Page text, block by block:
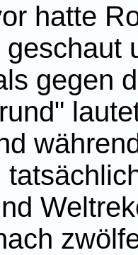
hatte
gegen